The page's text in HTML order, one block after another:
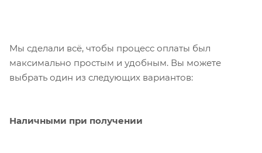
Мы сделали всё, чтобы процесс оплаты был
максимально простым и удобным. Вы можете
выбрать один из следующих вариантов:
Наличными при получении